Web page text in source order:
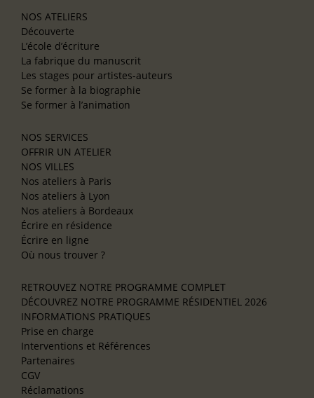
NOS ATELIERS
Découverte
L’école d’écriture
La fabrique du manuscrit
Les stages pour artistes-auteurs
Se former à la biographie
Se former à l’animation
NOS SERVICES
OFFRIR UN ATELIER
NOS VILLES
Nos ateliers à Paris
Nos ateliers à Lyon
Nos ateliers à Bordeaux
Écrire en résidence
Écrire en ligne
Où nous trouver ?
RETROUVEZ NOTRE PROGRAMME COMPLET
DÉCOUVREZ NOTRE PROGRAMME RÉSIDENTIEL 2026
INFORMATIONS PRATIQUES
Prise en charge
Interventions et Références
Partenaires
CGV
Réclamations